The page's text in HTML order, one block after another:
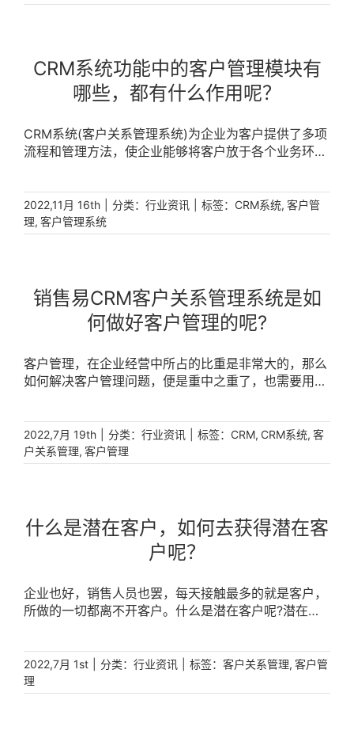
CRM系统功能中的客户管理模块有
哪些，都有什么作用呢？
CRM系统(客户关系管理系统)为企业为客户提供了多项
流程和管理方法，使企业能够将客户放于各个业务环节
2022,11月 16th 分类： 行业资讯 标签： CRM系统, 客户管
理, 客户管理系统
销售易CRM客户关系管理系统是如
何做好客户管理的呢?
客户管理，在企业经营中所占的比重是非常大的，那么
如何解决客户管理问题，便是重中之重了，也需要用到
一起来看吧!首先销售易CRM系统可以对客户的各类信
息进行详细的记录和分析，也能够提供针对性、更为贴
切实际情况的解决方案和客户服务，进而提高客户对产
户，去满足其个性化的需要，进而提高客户的粘性和对
信任度，实现企业的持续利润增长。那销售易CRM系统
是如何做好客户管理的呢?在CRM管理系统中会录入客
个标签)，如性别、年龄、爱好、职位、行业、购买记
录、消费习惯等。每一位客户都会有对应的标签存在，
做客户管理的时候，CRM系统可以实现针对不同标签的
客户，设置不同的推送邮件和信息，同时也能设置对应
的日期提醒。如在客户生日的时候可以定制专属的祝福
2022,7月 19th 分类： 行业资讯 标签： CRM, CRM系统, 客
户关系管理, 客户管理
什么是潜在客户，如何去获得潜在客
户呢？
企业也好，销售人员也罢，每天接触最多的就是客户，
所做的一切都离不开客户。什么是潜在客户呢?潜在客
过企业及销售人员的努力，可以把潜在客户转变为现实
客户。其实，很多人对于线索这个词语不陌生，实际上
线索指的就是潜在客户。当然，潜在客户也是会分不同
2022,7月 1st 分类： 行业资讯 标签： 客户关系管理, 客户管
理